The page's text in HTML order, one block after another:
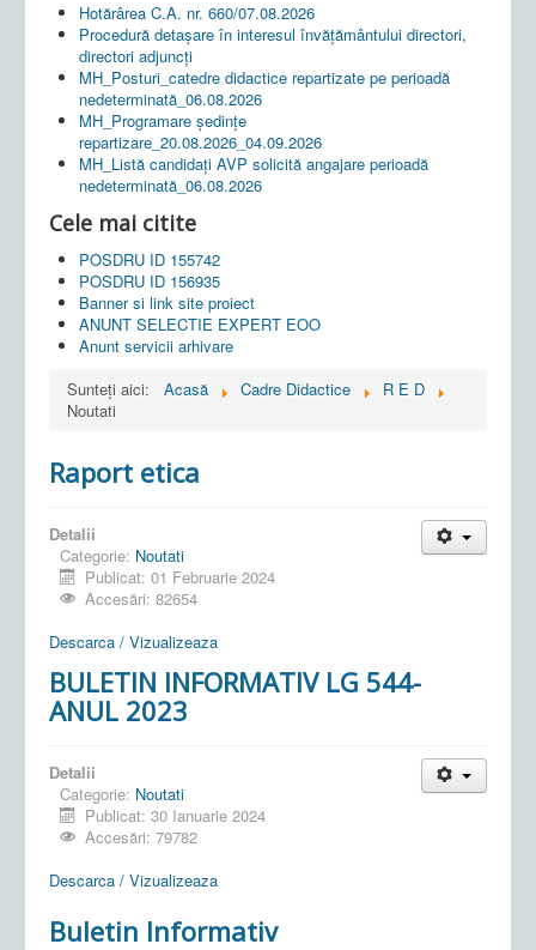
Hotărârea C.A. nr. 660/07.08.2026
Procedură detașare în interesul învățământului directori,
directori adjuncți
MH_Posturi_catedre didactice repartizate pe perioadă
nedeterminată_06.08.2026
MH_Programare ședințe
repartizare_20.08.2026_04.09.2026
MH_Listă candidați AVP solicită angajare perioadă
nedeterminată_06.08.2026
Cele mai citite
POSDRU ID 155742
POSDRU ID 156935
Banner si link site proiect
ANUNT SELECTIE EXPERT EOO
Anunt servicii arhivare
Sunteți aici:
Acasă Cadre Didactice
R E D
Noutati
Raport etica
Detalii
Categorie: Noutati
Publicat: 01 Februarie 2024
Accesări: 82654
Descarca / Vizualizeaza
BULETIN INFORMATIV LG 544-
ANUL 2023
Detalii
Categorie: Noutati
Publicat: 30 Ianuarie 2024
Accesări: 79782
Descarca / Vizualizeaza
Buletin Informativ